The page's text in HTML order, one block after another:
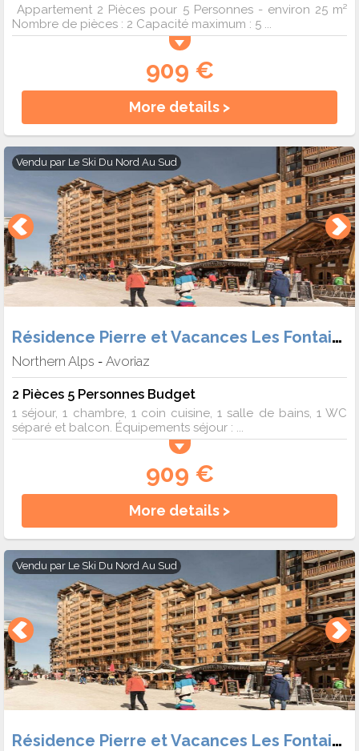
Appartement 2 Pièces pour 5 Personnes - environ 25 m²
Nombre de pièces : 2 Capacité maximum : 5 ...
909 €
More details >
Vendu par Le Ski Du Nord Au Sud
Résidence Pierre et Vacances Les Fontaines Blanches
Northern Alps - Avoriaz
2 Pièces 5 Personnes Budget
1 séjour, 1 chambre, 1 coin cuisine, 1 salle de bains, 1 WC
séparé et balcon. Équipements séjour : ...
909 €
More details >
Vendu par Le Ski Du Nord Au Sud
Résidence Pierre et Vacances Les Fontaines Blanches